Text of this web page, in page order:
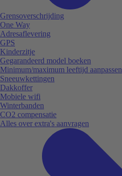
Grensoverschrijding
One Way
Adresaflevering
GPS
Kinderzitje
Gegarandeerd model boeken
Minimum/maximum leeftijd aanpassen
Sneeuwkettingen
Dakkoffer
Mobiele wifi
Winterbanden
CO2 compensatie
Alles over extra's aanvragen